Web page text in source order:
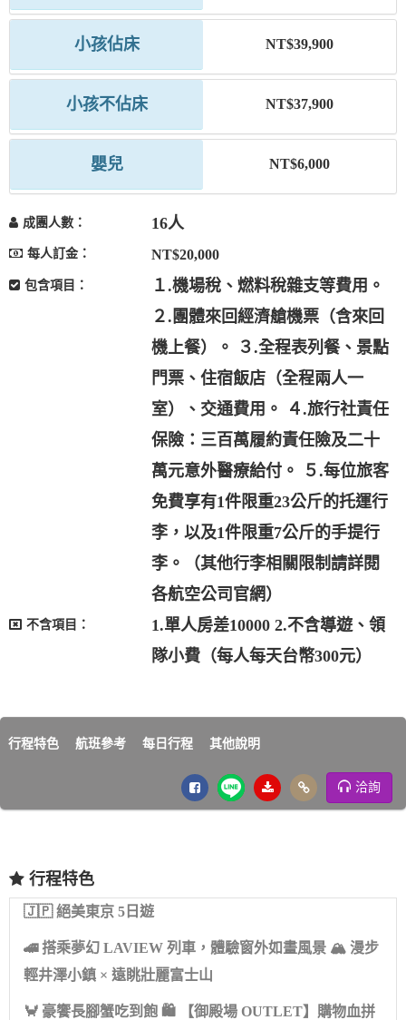
小孩佔床 NT$39,900
小孩不佔床 NT$37,900
嬰兒 NT$6,000
成團人數： 16人
每人訂金： NT$20,000
包含項目：
１.機場稅、燃料稅雜支等費用。
２.團體來回經濟艙機票（含來回
機上餐）。 ３.全程表列餐、景點
門票、住宿飯店（全程兩人一
室）、交通費用。 ４.旅行社責任
保險：三百萬履約責任險及二十
萬元意外醫療給付。 ５.每位旅客
免費享有1件限重23公斤的托運行
李，以及1件限重7公斤的手提行
李。（其他行李相關限制請詳閱
各航空公司官網）
不含項目：
1.單人房差10000 2.不含導遊、領
隊小費（每人每天台幣300元）
行程特色 航班參考 每日行程 其他說明
洽詢
行程特色
🇯🇵 絕美東京 5日遊
🚄 搭乘夢幻 LAVIEW 列車，體驗窗外如畫風景 🏔 漫步
輕井澤小鎮 × 遠眺壯麗富士山
🦀 豪饗長腳蟹吃到飽 🛍 【御殿場 OUTLET】購物血拼